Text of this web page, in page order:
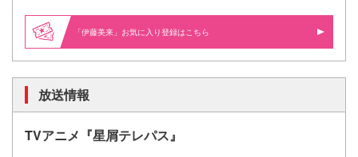
「伊藤美来」お気に入り登録はこちら
放送情報
TVアニメ『星屑テレパス』